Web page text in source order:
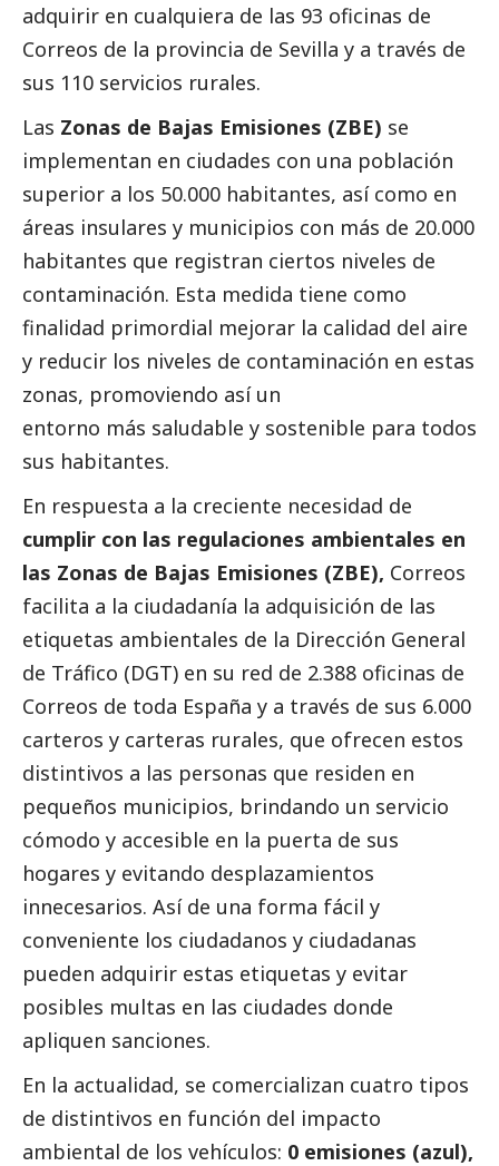
adquirir en cualquiera de las 93 oficinas de
Correos de la provincia de Sevilla y a través de
sus 110 servicios rurales.
Las Zonas de Bajas Emisiones (ZBE) se
implementan en ciudades con una población
superior a los 50.000 habitantes, así como en
áreas insulares y municipios con más de 20.000
habitantes que registran ciertos niveles de
contaminación. Esta medida tiene como
finalidad primordial mejorar la calidad del aire
y reducir los niveles de contaminación en estas
zonas, promoviendo así un
entorno más saludable y sostenible para todos
sus habitantes.
En respuesta a la creciente necesidad de
cumplir con las regulaciones ambientales en
las Zonas de Bajas Emisiones (ZBE), Correos
facilita a la ciudadanía la adquisición de las
etiquetas ambientales de la Dirección General
de Tráfico (DGT) en su red de 2.388 oficinas de
Correos de toda España y a través de sus 6.000
carteros y carteras rurales, que ofrecen estos
distintivos a las personas que residen en
pequeños municipios, brindando un servicio
cómodo y accesible en la puerta de sus
hogares y evitando desplazamientos
innecesarios. Así de una forma fácil y
conveniente los ciudadanos y ciudadanas
pueden adquirir estas etiquetas y evitar
posibles multas en las ciudades donde
apliquen sanciones.
En la actualidad, se comercializan cuatro tipos
de distintivos en función del impacto
ambiental de los vehículos: 0 emisiones (azul),